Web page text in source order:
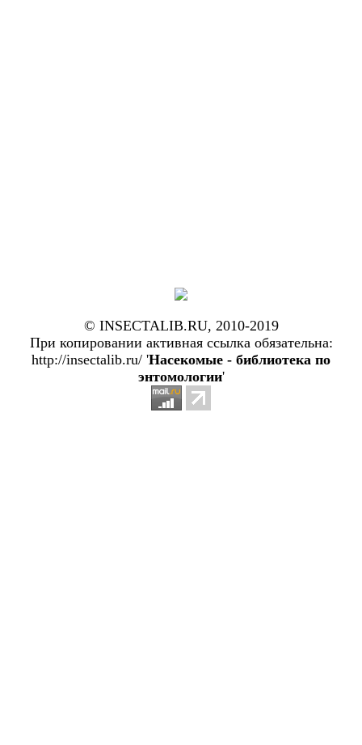
© INSECTALIB.RU, 2010-2019
При копировании активная ссылка обязательна:
http://insectalib.ru/ 'Насекомые - библиотека по
энтомологии'